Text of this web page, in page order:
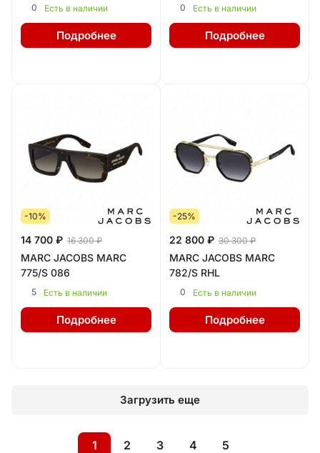
0 Есть в наличии
Подробнее
0 Есть в наличии
Подробнее
-10%
14 700 ₽ 16 300 ₽
MARC JACOBS MARC
775/S 086
5 Есть в наличии
Подробнее
-25%
22 800 ₽ 30 300 ₽
MARC JACOBS MARC
782/S RHL
0 Есть в наличии
Подробнее
Загрузить еще
1 2 3 4 5